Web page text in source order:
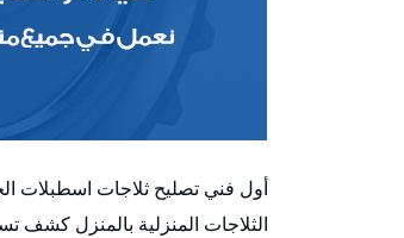
أول فني تصليح ثلاجات اسطبلات
الثلاجات المنزلية بالمنزل كشف